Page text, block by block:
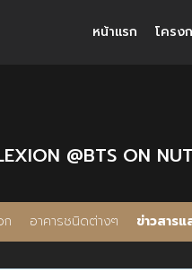
หน้าแรก โครง
@BTS ON NUT
ก อาคารชนิดต่างๆ ข่าวสารแ